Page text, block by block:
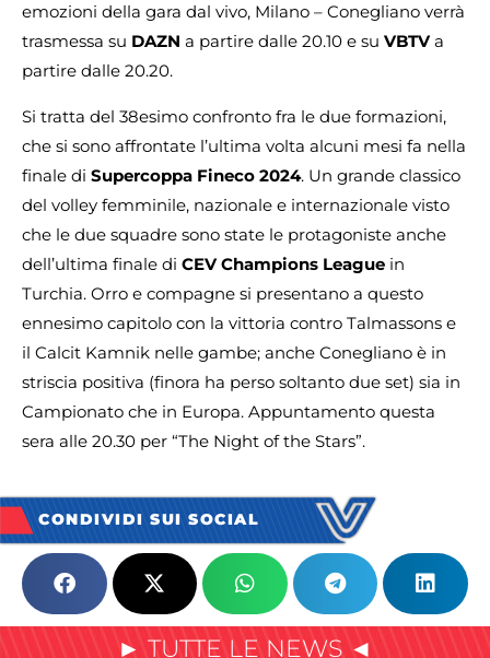
emozioni della gara dal vivo, Milano – Conegliano verrà
trasmessa su DAZN a partire dalle 20.10 e su VBTVa
partire dalle 20.20.
Si tratta del 38esimo confronto fra le due formazioni,
che si sono affrontate l’ultima volta alcuni mesi fa nella
finale di Supercoppa Fineco 2024. Un grande classico
del volley femminile, nazionale e internazionale visto
che le due squadre sono state le protagoniste anche
dell’ultima finale di CEV Champions League in
Turchia. Orro e compagne si presentano a questo
ennesimo capitolo con la vittoria contro Talmassons e
il Calcit Kamnik nelle gambe; anche Conegliano è in
striscia positiva (finora ha perso soltanto due set) sia in
Campionato che in Europa. Appuntamento questa
sera alle 20.30 per “The Night of the Stars”.
CONDIVIDI SUI SOCIAL
► TUTTE LE NEWS ◄